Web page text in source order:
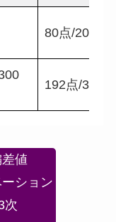
80点/200点
192点/300点
値
ション
次